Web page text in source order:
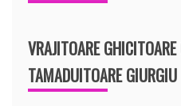
VRAJITOARE
TAMADUITOARE GIURGIU